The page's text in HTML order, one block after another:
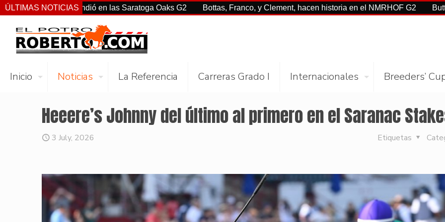
ÚLTIMAS NOTICIAS
Jr. sorprendió en las Saratoga Oaks G2 Bottas, Franco, y Clement, hacen historia en el NMRHOF G2 Buttah con
Inicio Noticias La Referencia Carreras Grado I Internacionales Breeders’
Heeere’s Johnny del último al primero en el Saranac
3 July, 2026 Etiquetas